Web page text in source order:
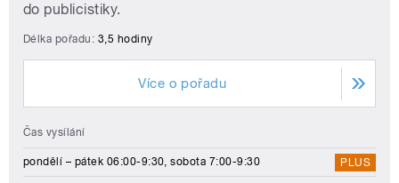
do publicistiky.
Délka pořadu: 3,5 hodiny
Více o pořadu
Čas vysílání
pondělí – pátek 06:00-9:30, sobota 7:00-9:30 PLUS